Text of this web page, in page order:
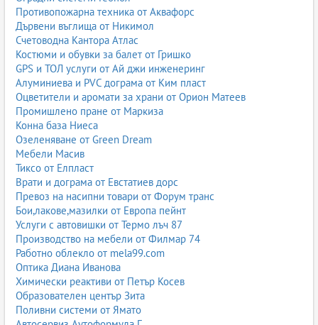
Противопожарна техника от Аквафорс
Дървени въглища от Никимол
Счетоводна Кантора Атлас
Костюми и обувки за балет от Гришко
GPS и ТОЛ услуги от Ай джи инженеринг
Алуминиева и PVC дограма от Ким пласт
Оцветители и аромати за храни от Орион Матеев
Промишлено пране от Маркиза
Конна база Ниеса
Озеленяване от Green Dream
Мебели Масив
Тиксо от Елпласт
Врати и дограма от Евстатиев дорс
Превоз на насипни товари от Форум транс
Бои,лакове,мазилки от Европа пейнт
Услуги с автовишки от Термо лъч 87
Производство на мебели от Филмар 74
Работно облекло от mela99.com
Оптика Диана Иванова
Химически реактиви от Петър Косев
Образователен център Зита
Поливни системи от Ямато